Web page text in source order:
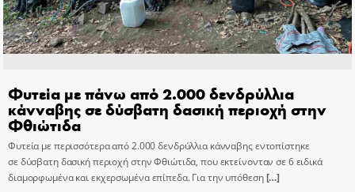
Φυτεία με πάνω από 2.000 δενδρύλλια
κάνναβης σε δύσβατη δασική περιοχή στην
Φθιώτιδα
Φυτεία με περισσότερα από 2.000 δενδρύλλια κάνναβης εντοπίστηκε
σε δύσβατη δασική περιοχή στην Φθιώτιδα, που εκτείνονταν σε 6 ειδικά
διαμορφωμένα και εκχερσωμένα επίπεδα. Για την υπόθεση[…]